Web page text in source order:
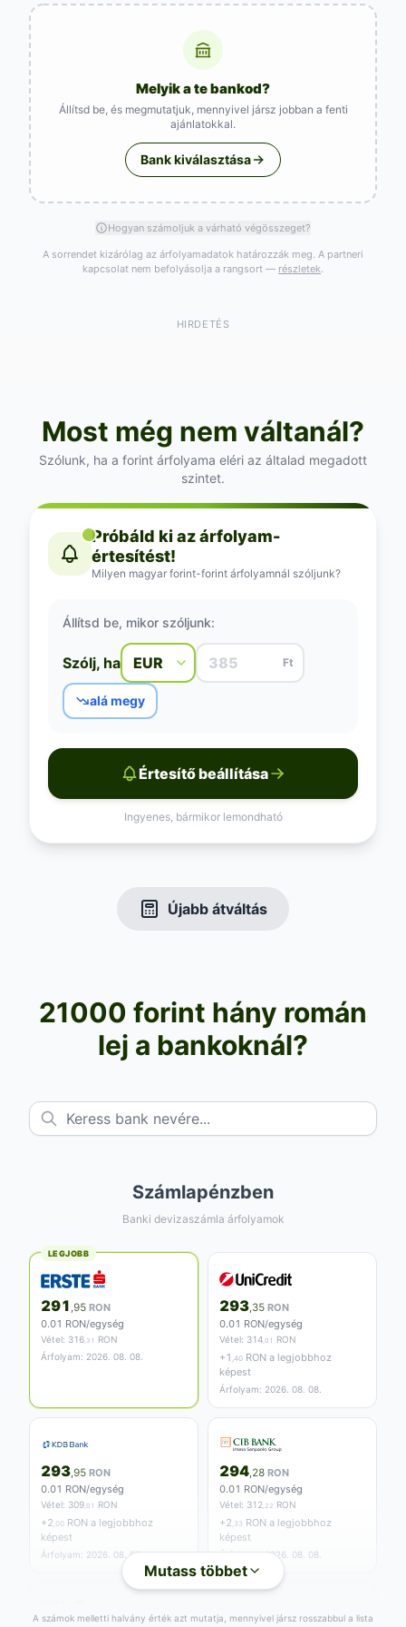
Melyik a te bankod?
Állítsd be, és megmutatjuk, mennyivel jársz jobban a fenti
ajánlatokkal.
Bank kiválasztása
Hogyan számoljuk a várható végösszeget?
A sorrendet kizárólag az árfolyamadatok határozzák meg. A partneri
kapcsolat nem befolyásolja a rangsort — részletek
HIRDETÉS
Most még nem váltanál?
Szólunk, ha a forint árfolyama eléri az általad megadott
szintet.
Próbáld ki az árfolyam-
értesítést!
Milyen magyar forint-forint árfolyamnál szóljunk?
Állítsd be, mikor szóljunk:
Szólj, ha Ft
alá megy
Értesítő beállítása
Ingyenes, bármikor lemondható
Újabb átváltás
21000 forint hány román
lej a bankoknál?
Számlapénzben
Banki devizaszámla árfolyamok
LEGJOBB
291 ,95 RON
0.01 RON/egység
Vétel: 316 ,31
RON
Árfolyam: 2026. 08. 08.
293 ,35 RON
0.01 RON/egység
Vétel: 314 ,01 RON
+1 ,40 RON a legjobbhoz
képest
Árfolyam: 2026. 08. 08.
293 ,95 RON
0.01 RON/egység
Vétel: 309 ,01 RON
+2 ,00 RON a legjobbhoz
képest
Árfolyam: 2026. 08. 07.
294 ,28 RON
0.01 RON/egység
Vétel: 312 ,22 RON
+2 ,33 RON a legjobbhoz
képest
Árfolyam: 2026. 08. 08.
Mutass többet
A számok melletti halvány érték azt mutatja, mennyivel jársz rosszabbul a lista